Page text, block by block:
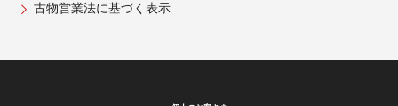
古物営業法に基づく表示